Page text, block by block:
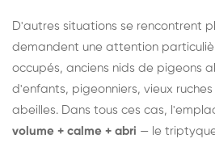
D'autres situations se rencontrent
demandent une attention
occupés, anciens nids de pigeons
d'enfants, pigeonniers, vieux
abeilles. Dans tous ces cas,
volume + calme + abri — le